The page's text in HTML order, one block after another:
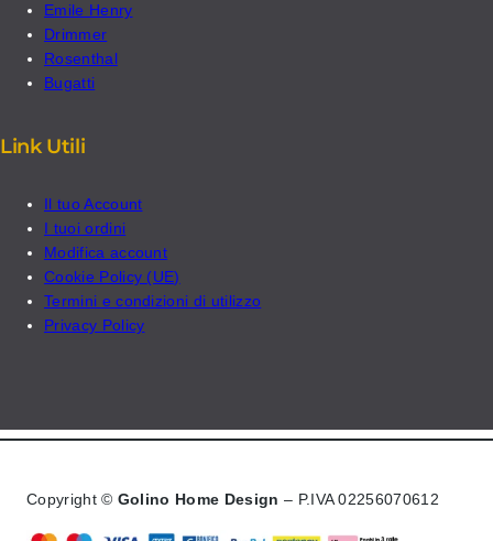
Emile Henry
Drimmer
Rosenthal
Bugatti
Link Utili
Il tuo Account
I tuoi ordini
Modifica account
Cookie Policy (UE)
Termini e condizioni di utilizzo
Privacy Policy
Copyright © Golino Home Design – P.IVA 02256070612